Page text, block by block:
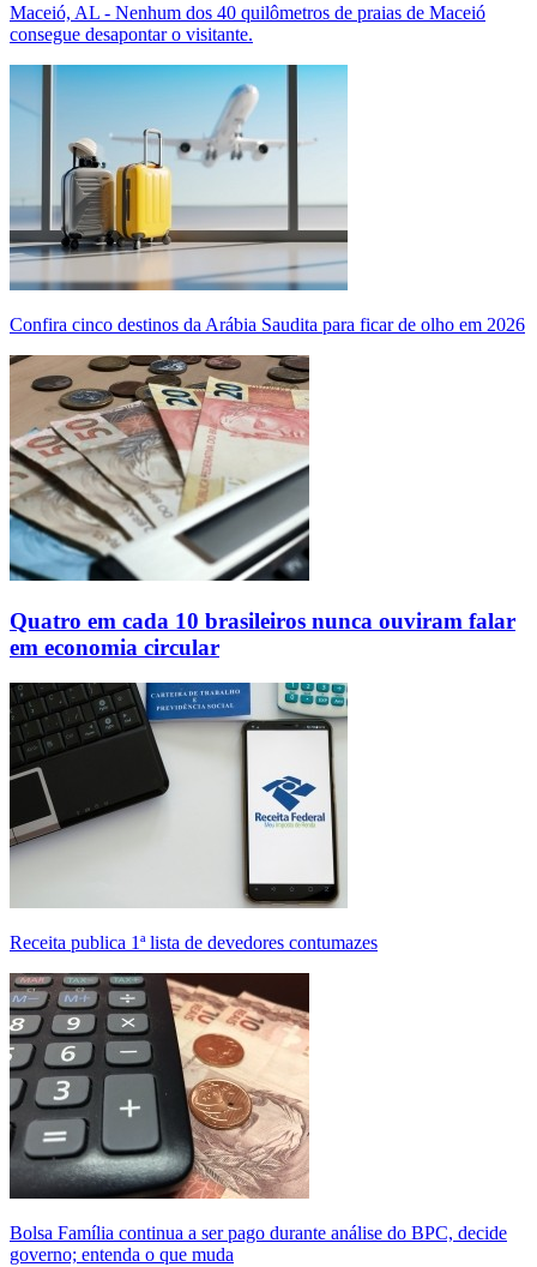
Maceió, AL - Nenhum dos 40 quilômetros de praias de Maceió
consegue desapontar o visitante.
Confira cinco destinos da Arábia Saudita para ficar de olho em 2026
Quatro em cada 10 brasileiros nunca ouviram falar
em economia circular
Receita publica 1ª lista de devedores contumazes
Bolsa Família continua a ser pago durante análise do BPC, decide
governo; entenda o que muda